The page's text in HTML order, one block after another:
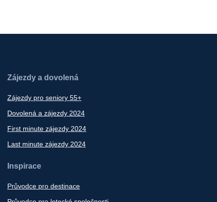
Zájezdy a dovolená
Zájezdy pro seniory 55+
Dovolená a zájezdy 2024
First minute zájezdy 2024
Last minute zájezdy 2024
Inspirace
Průvodce pro destinace